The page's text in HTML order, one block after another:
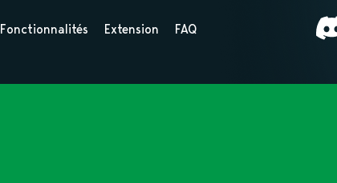
Fonctionnalités Extension FAQ